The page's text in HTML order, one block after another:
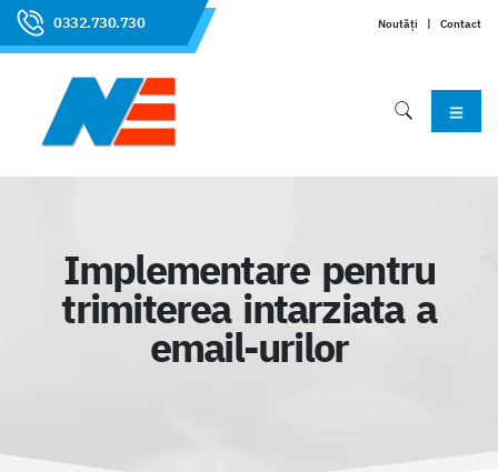
0332.730.730 Noutăți | Contact
Implementare pentru
trimiterea intarziata a
email-urilor